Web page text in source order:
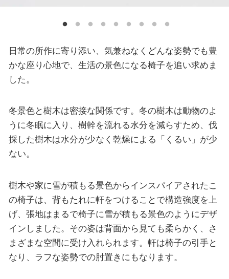
日常の所作に寄り添い、気兼ねなくどんな姿勢でも豊
かな座り心地で、生活の景色になる椅子を追い求めま
した。
冬景色と樹木は密接な関係です。冬の樹木は動物のよ
うに冬眠に入り、樹幹を流れる水分を減らすため、伐
採した樹木は水分が少なく乾燥による「くるい」が少
ない。
樹木や家に雪が積もる景色からインスパイアされたこ
の椅子は、背もたれに軒をつけることで構造強度を上
げ、張地はまるで椅子に雪が積もる景色のようにデザ
インしました。その姿は背面から見ても柔らかく、さ
まざまな空間に受け入れられます。軒は椅子の引手と
なり、ラフな姿勢での肘置きにもなります。